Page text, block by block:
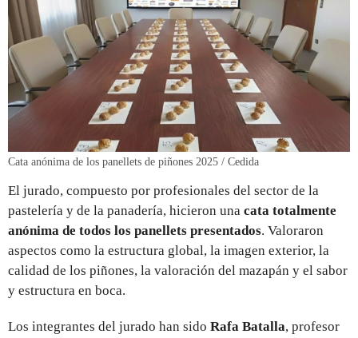
Cata anónima de los panellets de piñones 2025 / Cedida
El jurado, compuesto por profesionales del sector de la
pastelería y de la panadería, hicieron una cata totalmente
anónima de todos los panellets presentados. Valoraron
aspectos como la estructura global, la imagen exterior, la
calidad de los piñones, la valoración del mazapán y el sabor
y estructura en boca.
Los integrantes del jurado han sido Rafa Batalla, profesor